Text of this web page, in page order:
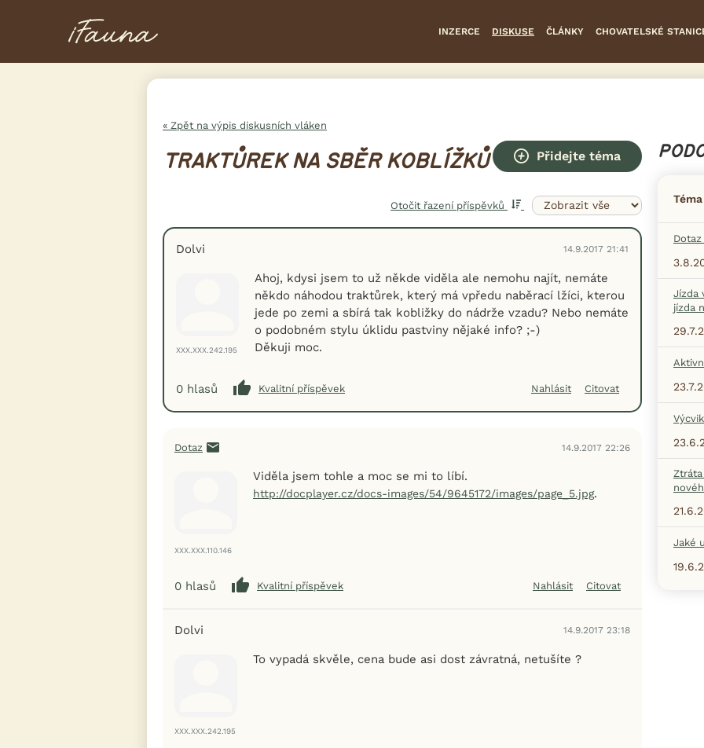
INZERCE DISKUSE ČLÁNKY CHOVATELSKÉ
« Zpět na výpis diskusních vláken
TRAKTŮREK NA SBĚR KOBLÍŽKŮ Přidejte téma
Otočit řazení příspěvků
Dolvi 14.9.2017 21:41
XXX.XXX.242.195
Ahoj, kdysi jsem to už někde viděla ale nemohu najít, nemáte
někdo náhodou traktůrek, který má vpředu naběrací lžíci, kterou
jede po zemi a sbírá tak kobližky do nádrže vzadu? Nebo nemáte
o podobném stylu úklidu pastviny nějaké info? ;-)
Děkuji moc.
0 hlasů Kvalitní příspěvek Nahlásit Citovat
Dotaz 14.9.2017 22:26
XXX.XXX.110.146
Viděla jsem tohle a moc se mi to líbí.
http://docplayer.cz/docs-images/54/9645172/images/page_5.jpg.
0 hlasů Kvalitní příspěvek Nahlásit Citovat
Dolvi 14.9.2017 23:18
XXX.XXX.242.195
To vypadá skvěle, cena bude asi dost závratná, netušíte ?
Téma
Jízda
jízda
Jaké